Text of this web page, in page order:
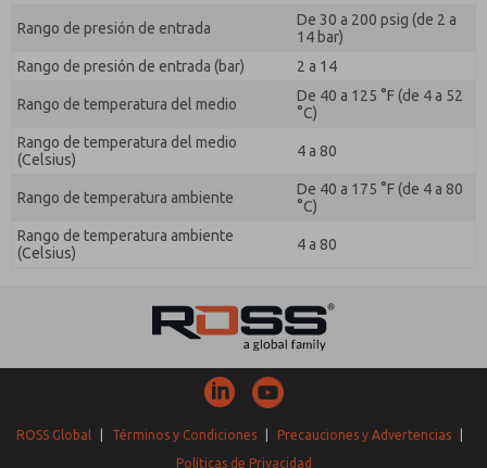
Rango de presión de entrada
De 30 a 200 psig (de 2 a
14 bar)
Rango de presión de entrada (bar)
2 a 14
Rango de temperatura del medio
De 40 a 125 °F (de 4 a 52
°C)
Rango de temperatura del medio
(Celsius)
4 a 80
Rango de temperatura ambiente
De 40 a 175 °F (de 4 a 80
°C)
Rango de temperatura ambiente
(Celsius)
4 a 80
ROSS Global Términos y Condiciones Precauciones y Advertencias
Políticas de Privacidad